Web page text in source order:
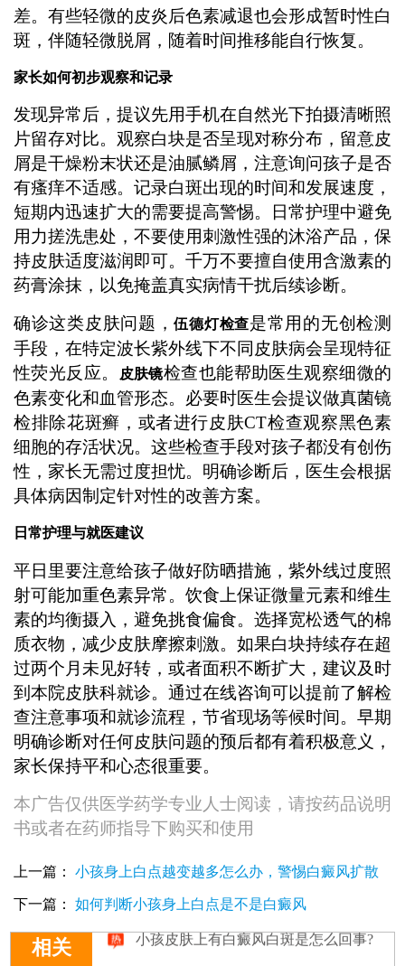
差。有些轻微的皮炎后色素减退也会形成暂时性白
斑，伴随轻微脱屑，随着时间推移能自行恢复。
家长如何初步观察和记录
发现异常后，提议先用手机在自然光下拍摄清晰照
片留存对比。观察白块是否呈现对称分布，留意皮
屑是干燥粉末状还是油腻鳞屑，注意询问孩子是否
有瘙痒不适感。记录白斑出现的时间和发展速度，
短期内迅速扩大的需要提高警惕。日常护理中避免
用力搓洗患处，不要使用刺激性强的沐浴产品，保
持皮肤适度滋润即可。千万不要擅自使用含激素的
药膏涂抹，以免掩盖真实病情干扰后续诊断。
确诊这类皮肤问题，伍德灯检查是常用的无创检测
手段，在特定波长紫外线下不同皮肤病会呈现特征
性荧光反应。
皮肤镜检查也能帮助医生观察细微的
色素变化和血管形态。必要时医生会提议做真菌镜
检排除花斑癣，或者进行皮肤CT检查观察黑色素
细胞的存活状况。这些检查手段对孩子都没有创伤
性，家长无需过度担忧。明确诊断后，医生会根据
具体病因制定针对性的改善方案。
日常护理与就医建议
平日里要注意给孩子做好防晒措施，紫外线过度照
射可能加重色素异常。饮食上保证微量元素和维生
素的均衡摄入，避免挑食偏食。选择宽松透气的棉
质衣物，减少皮肤摩擦刺激。如果白块持续存在超
过两个月未见好转，或者面积不断扩大，建议及时
到本院皮肤科就诊。通过在线咨询可以提前了解检
查注意事项和就诊流程，节省现场等候时间。早期
明确诊断对任何皮肤问题的预后都有着积极意义，
家长保持平和心态很重要。
本广告仅供医学药学专业人士阅读，请按药品说明
书或者在药师指导下购买和使用
上一篇： 小孩身上白点越变越多怎么办，警惕白癜风扩散
下一篇： 如何判断小孩身上白点是不是白癜风
相关
小孩皮肤有白色斑点
小孩皮肤出现白斑是怎么回事
小孩皮肤白斑怎么治疗, 照光能治好孩子白斑吗